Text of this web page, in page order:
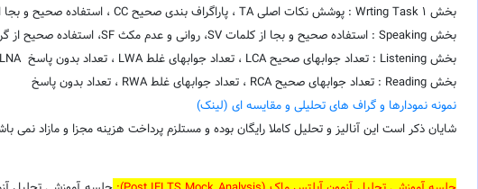
بخش Wrting Task 1 : پوشش نکات اصلی TA ، پاراگراف بندی صحیح CC ، استفاده صحیح و بجا از کلمات LR،استفاده صحیح و بجای گرامر
بخش Speaking : استفاده صحیح و بجا از کلمات SV، روانی و عدم مکث SF، استفاده صحیح از گرامر SG، لهجه و تلفظا صحیح SA
بخش Listening : تعداد جوابهای صحیح LCA ، تعداد جوابهای غلط LWA ، تعداد بدون پاسخ LNA
بخش Reading : تعداد جوابهای صحیح RCA ، تعداد جوابهای غلط RWA ، تعداد بدون پاسخ
نمونه نمودارها و گراف های تحلیلی و مقایسه ای (لینک)
شایان ذکر است این آنالیز و تحلیل کاملا رایگان بوده و مستلزم پرداخت هزینه مجزا و مازاد نمی